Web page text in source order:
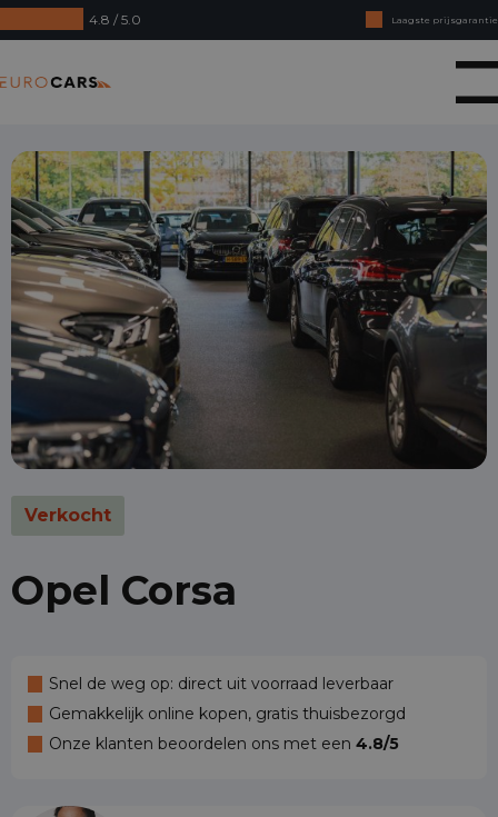
4.8 / 5.0
Laagste prijsgarantie
Online kopen, niet goed geld terug
Financial lease - Soepele acceptatie
Verkocht
Opel Corsa
Snel de weg op: direct uit voorraad leverbaar
Gemakkelijk online kopen, gratis thuisbezorgd
Onze klanten beoordelen ons met een 4.8/5